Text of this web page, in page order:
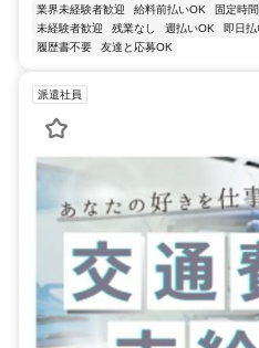
業界未経験者歓迎 給料前払いOK 固定時
未経験者歓迎
残業なし 週払いOK 即日払
履歴書不要
友達と応募OK
派遣社員